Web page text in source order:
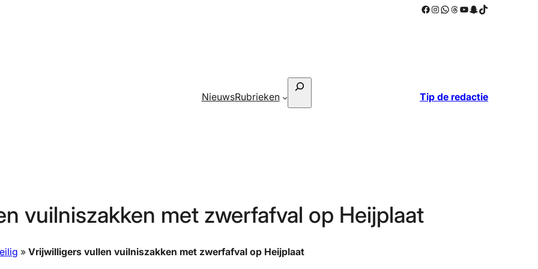
Facebook
Instagram
WhatsApp
Threads
YouTube
Snapchat
TikTok
NieuwsRubrieken
Zoeken
Tip de redactie
vuilniszakken met zwerfafval op Heijplaat
» Vrijwilligers vullen vuilniszakken met zwerfafval op Heijplaat